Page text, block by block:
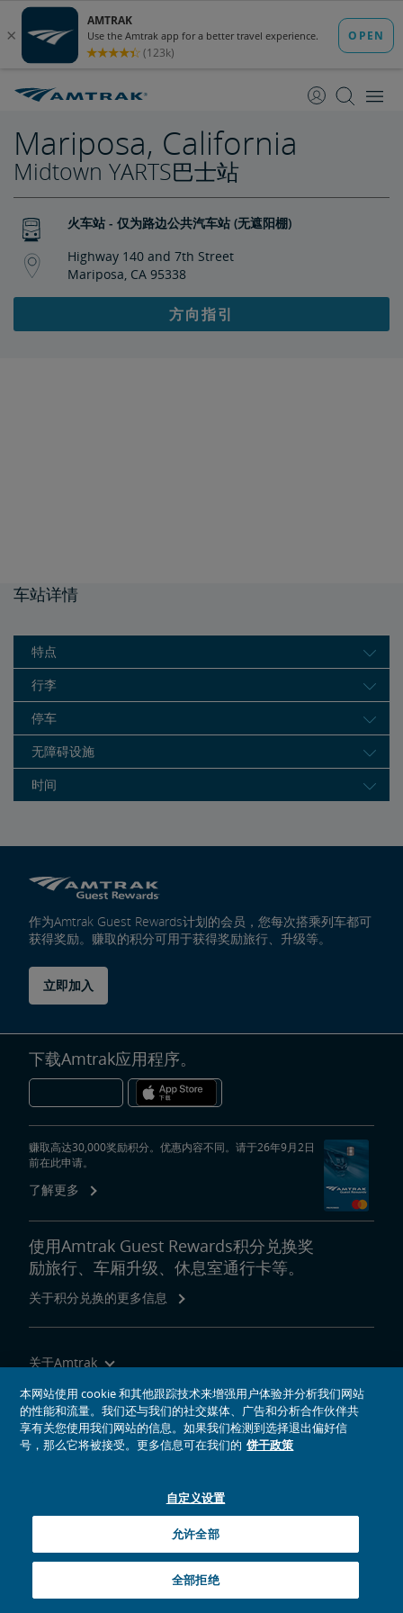
至
至
Mariposa, California
Midtown YARTS巴士站
火车站 - 仅为路边公共汽车站 (无遮阳棚)
Highway 140 and 7th Street
Mariposa, CA 95338
方向指引
车站详情
特点
行李
停车
无障碍设施
时间
作为Amtrak Guest Rewards计划的会员，您每次搭乘列车都可
获得奖励。赚取的积分可用于获得奖励旅行、升级等。
立即加入
下载Amtrak应用程序。
赚取高达30,000奖励积分。优惠内容不同。请于26年9月2日
前在此申请。
了解更多
使用Amtrak Guest Rewards积分兑换奖
励旅行、车厢升级、休息室通行卡等。
关于积分兑换的更多信息
关于Amtrak
乘坐Amtrak列车旅行
网站工具
Amtrak的Facebook主页将在新窗口中打开
Amtrak的Twitter主页将在新窗口中打开
Amtrak的Instagram主页将在新窗口中打开
Amtrak的Linkedin主页将在新窗口中打开
Amtrak的YouTube主页将在新窗口中打开
Pinterest将在新窗口中打开
© 2026National Railroad Passenger Corporation
本网站使用 cookie 和其他跟踪技术来增强用户体验并分析我们网站
的性能和流量。我们还与我们的社交媒体、广告和分析合作伙伴共
享有关您使用我们网站的信息。如果我们检测到选择退出偏好信
号，那么它将被接受。更多信息可在我们的 饼干政策
自定义设置
全部拒绝
允许全部